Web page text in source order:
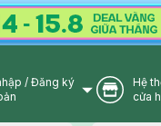
User Icon
/ Đăng ký
Hệ
cửa